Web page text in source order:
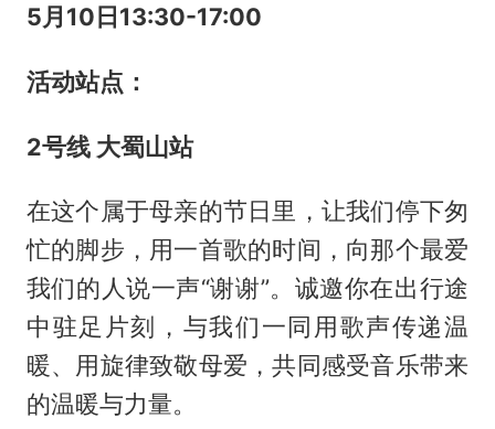
5月10日13:30-17:00
活动站点：
2号线 大蜀山站
在这个属于母亲的节日里，让我们停下匆
忙的脚步，用一首歌的时间，向那个最爱
我们的人说一声“谢谢”。诚邀你在出行途
中驻足片刻，与我们一同用歌声传递温
暖、用旋律致敬母爱，共同感受音乐带来
的温暖与力量。